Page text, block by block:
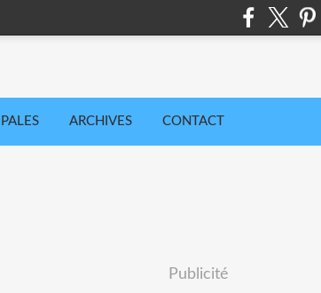
ARCHIVES CONTACT
Publicité